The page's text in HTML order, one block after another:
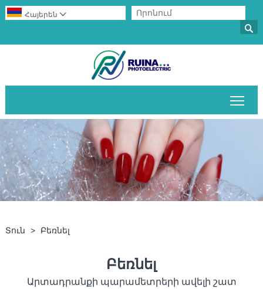

Հայերեն 
Տուն > Բեռնել
Բեռնել
Արտադրանքի պարամետրերի ավելի շատ